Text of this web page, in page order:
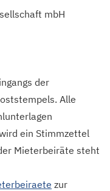
mbH
der
Alle
ein Stimmzettel
Mieterbeiräte steht
zur